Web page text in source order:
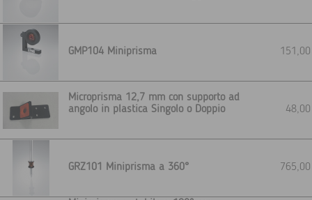
GMP104 Miniprisma
Microprisma 12,7 mm con supporto ad
angolo in plastica Singolo o Doppio
GRZ101 Miniprisma a 360°